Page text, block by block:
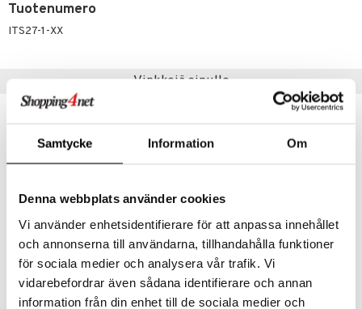
Samtycke Information Om
Denna webbplats använder cookies
Vi använder enhetsidentifierare för att anpassa innehållet
och annonserna till användarna, tillhandahålla funktioner
för sociala medier och analysera vår trafik. Vi
vidarebefordrar även sådana identifierare och annan
information från din enhet till de sociala medier och
Tuotenumero
ITS27-1-XX
Vinkkejä sinulle
Difference Primeur -viinilasi 62cl (62cl)
ORREFORS
Merlot -viinilasi 45cl (44 cl)
ORREFORS
tekstiilit
& Tyynyliinat
& Peitot